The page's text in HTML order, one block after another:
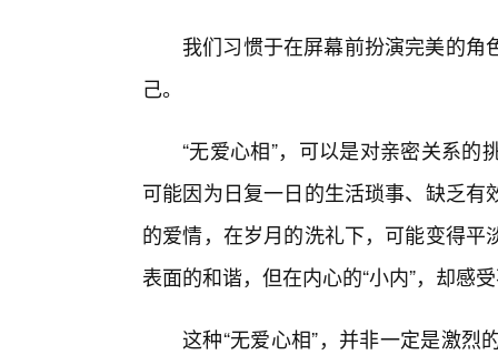
我们习惯于在屏幕前扮演完美的
己。
“无爱心相”，可以是对亲密关系
可能因为日复一日的生活琐事、缺乏
的爱情，在岁月的洗礼下，可能变得
表面的和谐，但在内心的“小内”，却感
这种“无爱心相”，并非一定是激